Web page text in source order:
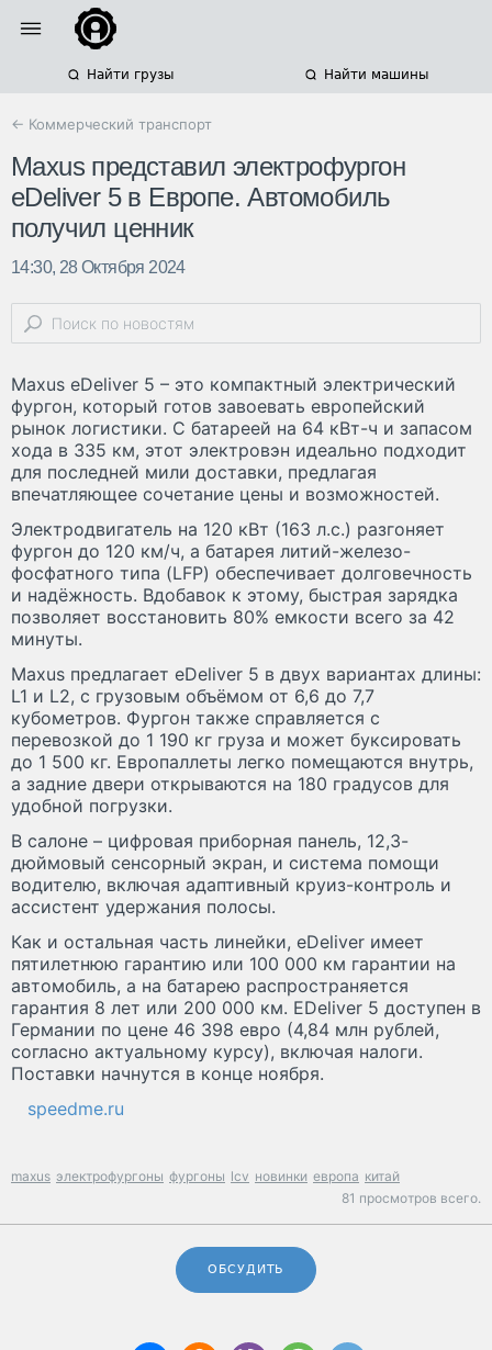
Найти грузы Найти машины
← Коммерческий транспорт
Maxus представил электрофургон
eDeliver 5 в Европе. Автомобиль
получил ценник
14:30, 28 Октября 2024
Maxus eDeliver 5 – это компактный электрический
фургон, который готов завоевать европейский
рынок логистики. С батареей на 64 кВт-ч и запасом
хода в 335 км, этот электровэн идеально подходит
для последней мили доставки, предлагая
впечатляющее сочетание цены и возможностей.
Электродвигатель на 120 кВт (163 л.с.) разгоняет
фургон до 120 км/ч, а батарея литий-железо-
фосфатного типа (LFP) обеспечивает долговечность
и надёжность. Вдобавок к этому, быстрая зарядка
позволяет восстановить 80% емкости всего за 42
минуты.
Maxus предлагает eDeliver 5 в двух вариантах длины:
L1 и L2, с грузовым объёмом от 6,6 до 7,7
кубометров. Фургон также справляется с
перевозкой до 1 190 кг груза и может буксировать
до 1 500 кг. Европаллеты легко помещаются внутрь,
а задние двери открываются на 180 градусов для
удобной погрузки.
В салоне – цифровая приборная панель, 12,3-
дюймовый сенсорный экран, и система помощи
водителю, включая адаптивный круиз-контроль и
ассистент удержания полосы.
Как и остальная часть линейки, eDeliver имеет
пятилетнюю гарантию или 100 000 км гарантии на
автомобиль, а на батарею распространяется
гарантия 8 лет или 200 000 км. ЕDeliver 5 доступен в
Германии по цене 46 398 евро (4,84 млн рублей,
согласно актуальному курсу), включая налоги.
Поставки начнутся в конце ноября.
speedme.ru
maxus электрофургоны фургоны lcv новинки европа китай
81 просмотров всего.
ОБСУДИТЬ